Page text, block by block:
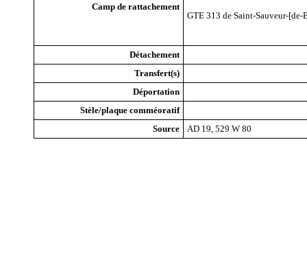
Camp de rattachement
GTE 313 de Saint-Sauveur-[de-
Détachement
Transfert(s)
Déportation
Stèle/plaque comméoratif
Source
AD 19, 529 W 80